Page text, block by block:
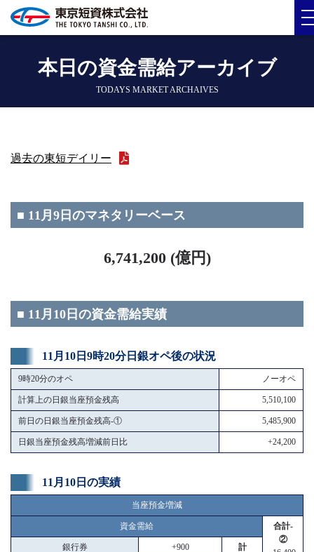
本日の資金需給アーカイブ
TODAYS MARKET ARCHAIVES
過去の東短デイリー
■ 11月9日のマネタリーベース
6,741,200 (億円)
■ 11月10日の資金需給実績
11月10日9時20分日銀オペ後の状況
9時20分のオペ ノーオペ
計算上の日銀当座預金残高 5,510,100
前日の日銀当座預金残高-① 5,485,900
日銀当座預金残高増減前日比 +24,200
11月10日の実績
当座預金増減
資金需給
合計-
②
銀行券 +900
計